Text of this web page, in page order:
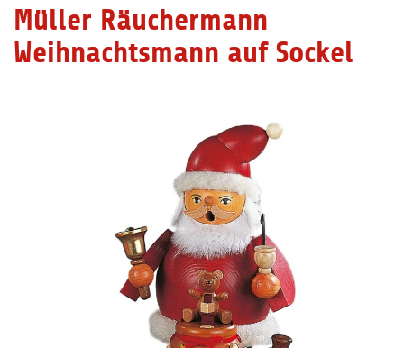
Müller Räuchermann
Weihnachtsmann auf Sockel